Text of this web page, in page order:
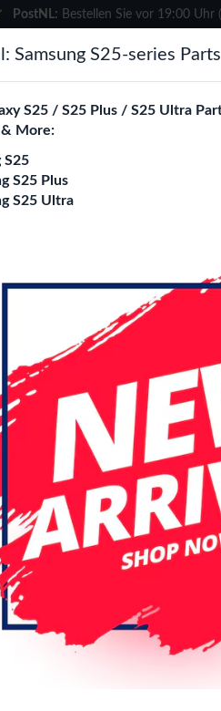
Wählen Sie Ihre
Es sieht so aus, als wären
Vereinigte Staaten
PostNL: Bestellen Sie vor 19:00 Uhr
Blogs
No Frame (All Colors)
Samsung S25-series Parts
S25 / S25 Plus / S25 Ultra
& More:
S25
S25 Plus
S25 Ultra